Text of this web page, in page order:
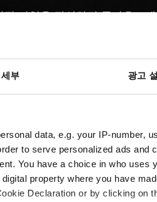
세부 광고
data, e.g. your IP-number,
to serve personalized ads and
You have a choice in who uses
property where you have
Declaration or by clicking on
장 파일을 작성하면 클라우드
계속 플레이하고 싶은 플랫
계의 지침에 따라 게임을 동일